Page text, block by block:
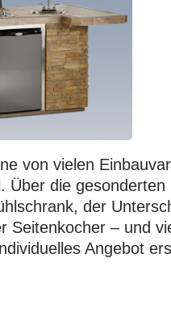
von vielen
Über die gesonderten
der
Seitenkocher – und
Angebot